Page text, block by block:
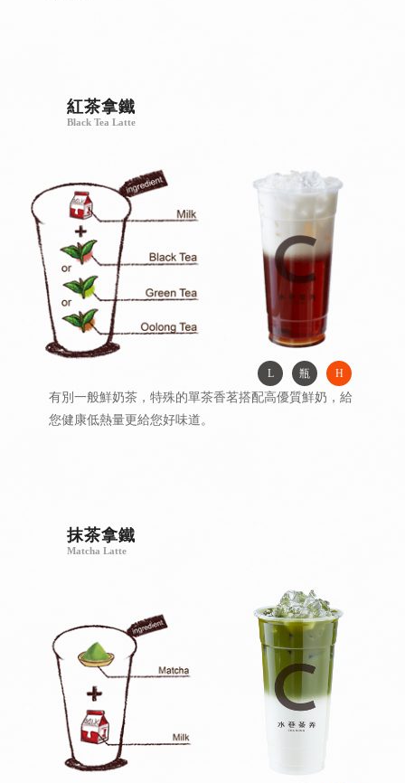
紅茶拿鐵
Black Tea Latte
L 瓶 H
有別一般鮮奶茶，特殊的單茶香茗搭配高優質鮮奶，給
您健康低熱量更給您好味道。
抹茶拿鐵
Matcha Latte